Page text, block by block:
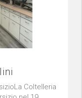
Coltelleria